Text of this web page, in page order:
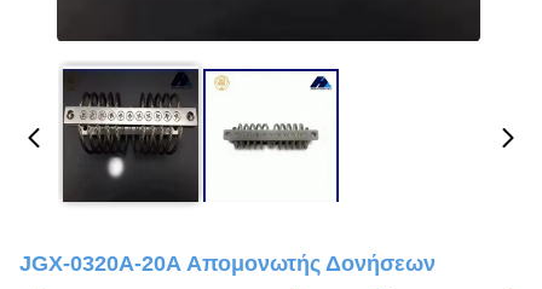
JGX-0320A-20A Απομονωτής Δονήσεων